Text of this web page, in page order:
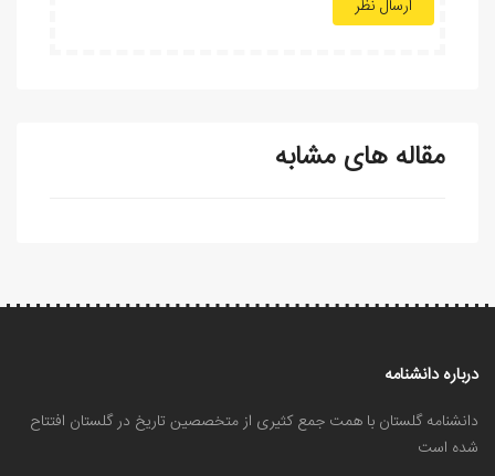
ارسال نظر
مقاله های مشابه
درباره دانشنامه
دانشنامه گلستان با همت جمع کثیری از متخصصین تاریخ در گلستان افتتاح
شده است